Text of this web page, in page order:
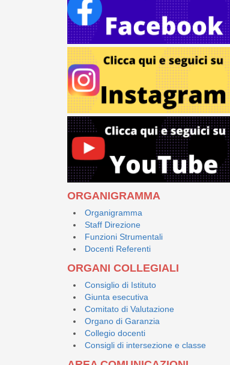
ORGANIGRAMMA
Organigramma
Staff Direzione
Funzioni Strumentali
Docenti Referenti
ORGANI COLLEGIALI
Consiglio di Istituto
Giunta esecutiva
Comitato di Valutazione
Organo di Garanzia
Collegio docenti
Consigli di intersezione e classe